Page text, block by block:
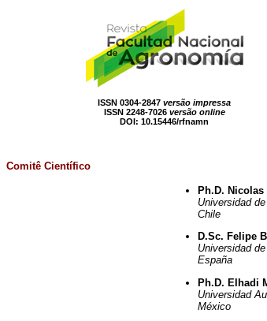
ISSN 0304-2847 versão impressa
ISSN 2248-7026 versão online
DOI: 10.15446/rfnamn
Comitê Científico
Ph.D.
Universidad
Chile
D.Sc. Felipe
Universidad
España
Ph.D. Elhadi
Universidad
México